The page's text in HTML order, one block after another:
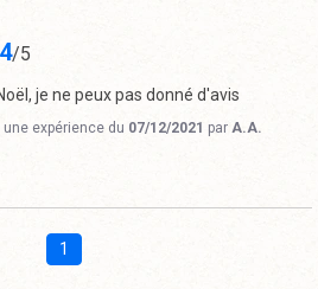
4/5
je ne peux pas donné d'avis
une expérience du 07/12/2021 par A.A.
1